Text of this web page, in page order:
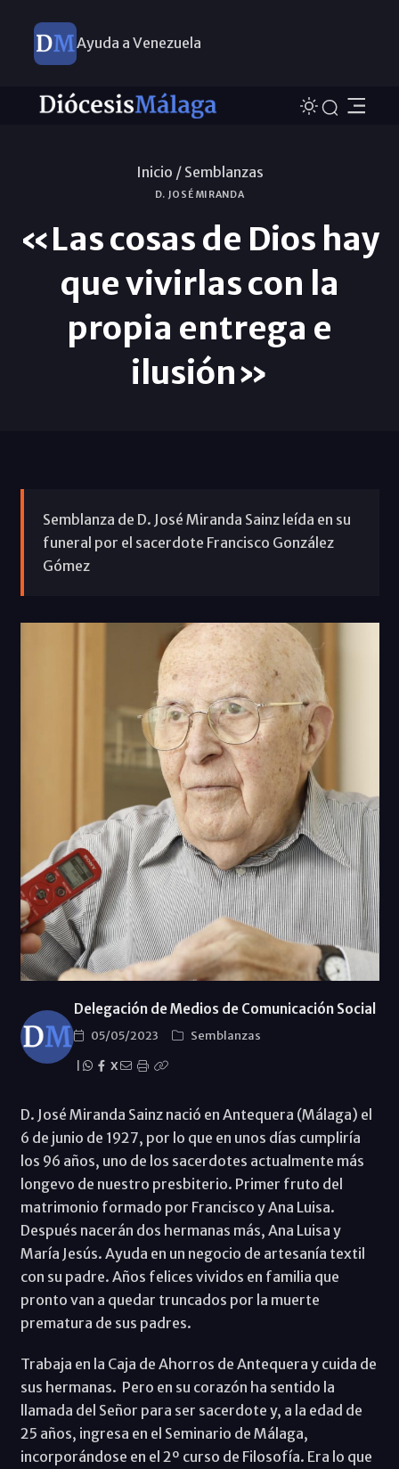
Ayuda a Venezuela
Inicio / Semblanzas
D. JOSÉ MIRANDA
«Las cosas de Dios hay
que vivirlas con la
propia entrega e
ilusión»
Semblanza de D. José Miranda Sainz leída en su
funeral por el sacerdote Francisco González
Gómez
Delegación de Medios de Comunicación Social
05/05/2023
Semblanzas
X
D. José Miranda Sainz nació en Antequera (Málaga) el
6 de junio de 1927, por lo que en unos días cumpliría
los 96 años, uno de los sacerdotes actualmente más
longevo de nuestro presbiterio. Primer fruto del
matrimonio formado por Francisco y Ana Luisa.
Después nacerán dos hermanas más, Ana Luisa y
María Jesús. Ayuda en un negocio de artesanía textil
con su padre. Años felices vividos en familia que
pronto van a quedar truncados por la muerte
prematura de sus padres.
Trabaja en la Caja de Ahorros de Antequera y cuida de
sus hermanas. Pero en su corazón ha sentido la
llamada del Señor para ser sacerdote y, a la edad de
25 años, ingresa en el Seminario de Málaga,
incorporándose en el 2º curso de Filosofía. Era lo que